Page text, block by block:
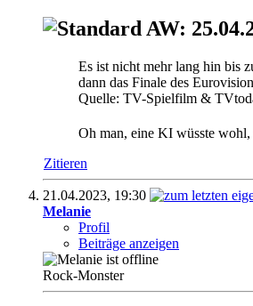
AW:
Es ist nicht mehr lang hin bis
dann das Finale des
Quelle: TV-Spielfilm &
Oh man, eine KI wüsste
Zitieren
21.04.2023, 19:30
Melanie
Profil
Beiträge anzeigen
Rock-Monster